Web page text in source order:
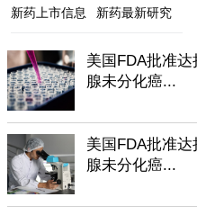
新药上市信息 新药最新研究
美国FDA批准
腺未分化癌...
美国FDA批准
腺未分化癌...